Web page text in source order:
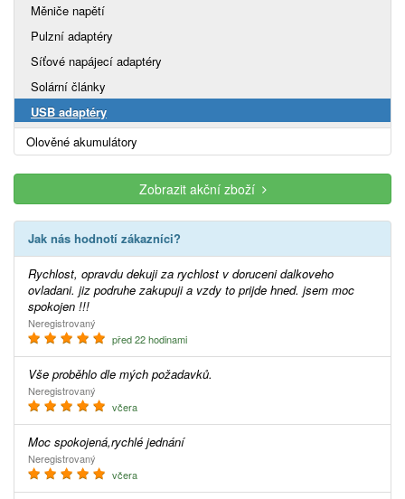
Měniče napětí
Pulzní adaptéry
Síťové napájecí adaptéry
Solární články
USB adaptéry
Olověné akumulátory
Zobrazit akční zboží
Jak nás hodnotí zákazníci?
Rychlost, opravdu dekuji za rychlost v doruceni dalkoveho
ovladani. jiz podruhe zakupuji a vzdy to prijde hned. jsem moc
spokojen !!!
Neregistrovaný
před 22 hodinami
Vše proběhlo dle mých požadavků.
Neregistrovaný
včera
Moc spokojená,rychlé jednání
Neregistrovaný
včera